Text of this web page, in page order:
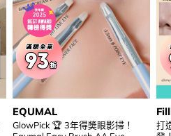
EQUMAL
GlowPick 🏆 3年得奬眼影掃！
打